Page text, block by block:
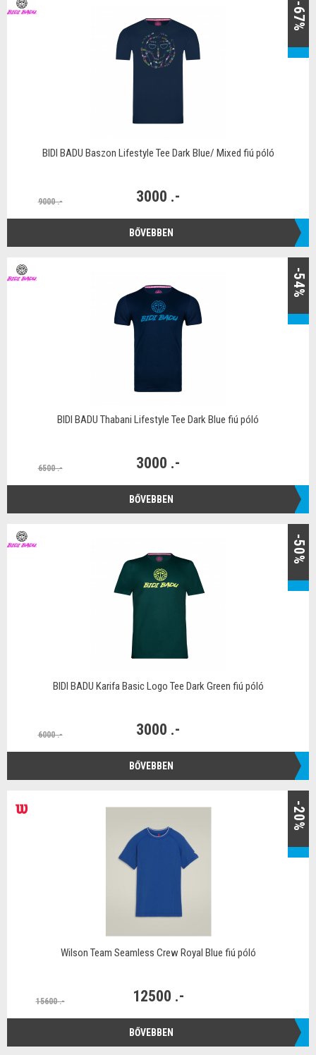
-67%
BIDI BADU Baszon Lifestyle Tee Dark Blue/ Mixed fiú póló
9000 .- 3000 .-
BŐVEBBEN
-54%
BIDI BADU Thabani Lifestyle Tee Dark Blue fiú póló
6500 .- 3000 .-
BŐVEBBEN
-50%
BIDI BADU Karifa Basic Logo Tee Dark Green fiú póló
6000 .- 3000 .-
BŐVEBBEN
-20%
Wilson Team Seamless Crew Royal Blue fiú póló
15600 .- 12500 .-
BŐVEBBEN